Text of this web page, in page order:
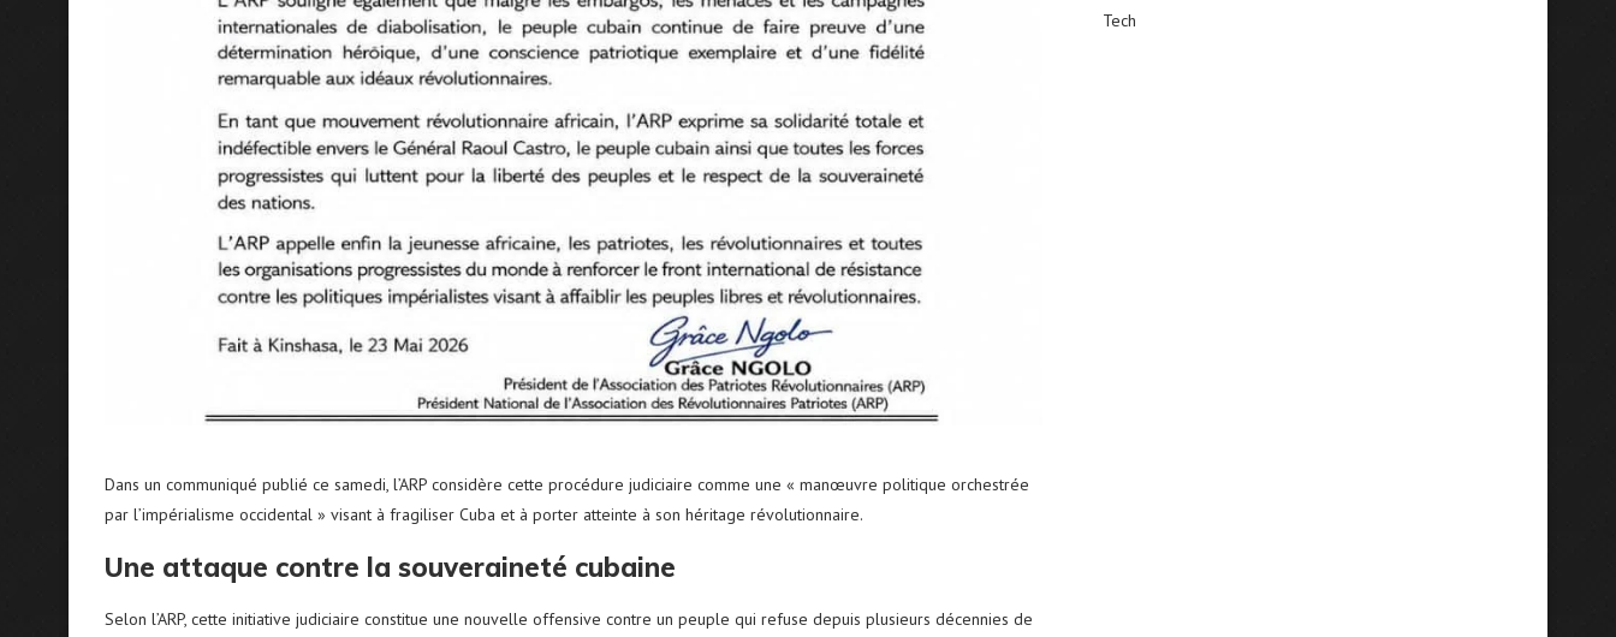
Dans un communiqué publié ce samedi, l’ARP considère cette procédure judiciaire comme une « manœuvre politique orchestrée
par l’impérialisme occidental » visant à fragiliser Cuba et à porter atteinte à son héritage révolutionnaire.
Une attaque contre la souveraineté cubaine
Selon l’ARP, cette initiative judiciaire constitue une nouvelle offensive contre un peuple qui refuse depuis plusieurs décennies de
Tech